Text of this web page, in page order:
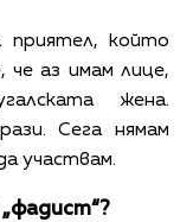
който
че аз имам лице,
жена.
Сега нямам
участвам.